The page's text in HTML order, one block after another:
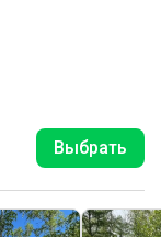
Выбрать